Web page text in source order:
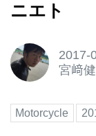
ニエト
2017-
宮﨑
Motorcycle